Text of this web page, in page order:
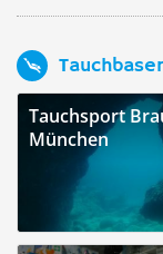
Tauchsport
München